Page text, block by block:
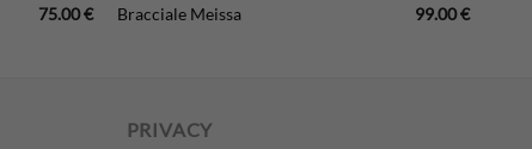
75.00€ Bracciale Meissa 99.00€
PRIVACY